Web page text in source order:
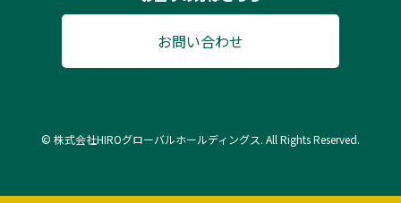
お問い合わせ
© 株式会社HIROグローバルホールディングス. All Rights Reserved.